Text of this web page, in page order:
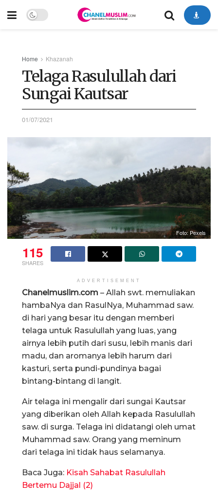
Home Khazanah
Telaga Rasulullah dari
Sungai Kautsar
01/07/2021
Foto: Pexels
115
SHARES
ADVERTISEMENT
Chanelmuslim.com – Allah swt. memuliakan
hambaNya dan RasulNya, Muhammad saw.
di hari yang besar itu dengan memberi
telaga untuk Rasulullah yang luas, yang
airnya lebih putih dari susu, lebih manis dari
madu, dan aromanya lebih harum dari
kasturi, serta pundi-pundinya bagai
bintang-bintang di langit.
Air telaga ini mengalir dari sungai Kautsar
yang diberikan oleh Allah kepada Rasulullah
saw. di surga. Telaga ini didatangi oleh umat
Muhammad saw. Orang yang meminum
dari telaga ini tidak haus selamanya.
Baca Juga: Kisah Sahabat Rasulullah
Bertemu Dajjal (2)